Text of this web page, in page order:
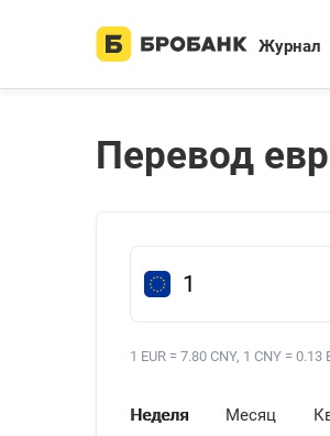
Журнал
Перевод
1 EUR = 7.80 CNY, 1 CNY = 0.13
Неделя Месяц